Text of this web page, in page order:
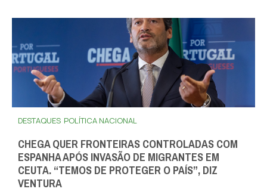
DESTAQUES POLÍTICA NACIONAL
CHEGA QUER FRONTEIRAS CONTROLADAS COM
ESPANHA APÓS INVASÃO DE MIGRANTES EM
CEUTA. “TEMOS DE PROTEGER O PAÍS”, DIZ
VENTURA